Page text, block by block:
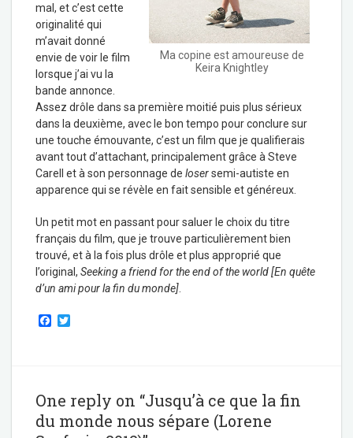
Ma copine est amoureuse de
Keira Knightley
mal, et c’est cette
originalité qui
m’avait donné
envie de voir le film
lorsque j’ai vu la
bande annonce.
Assez drôle dans sa première moitié puis plus sérieux
dans la deuxième, avec le bon tempo pour conclure sur
une touche émouvante, c’est un film que je qualifierais
avant tout d’attachant, principalement grâce à Steve
Carell et à son personnage de losersemi-autiste en
apparence qui se révèle en fait sensible et généreux.
Un petit mot en passant pour saluer le choix du titre
français du film, que je trouve particulièrement bien
trouvé, et à la fois plus drôle et plus approprié que
l’original, Seeking a friend for the end of the world [En quête
d’un ami pour la fin du monde].
F
o
k
r
One reply on “Jusqu’à ce que la fin
du monde nous sépare (Lorene